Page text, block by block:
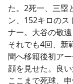
た。2死一、三塁
ン、152キロのス
ナー。大谷の敬
それでも4回、新
間へ移籍後初ア
顔を見せた。良
ここまで死球、